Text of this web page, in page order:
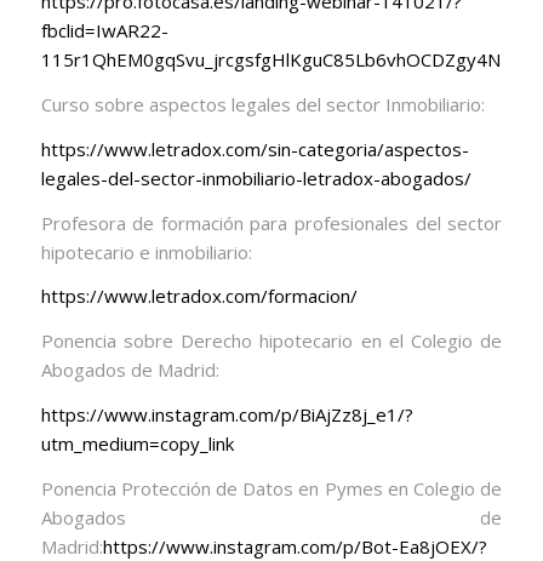
fbclid=IwAR22-
Curso sobre aspectos legales del sector Inmobiliario:
https://www.letradox.com/sin-categoria/aspectos-
legales-del-sector-inmobiliario-letradox-abogados/
Profesora de formación para profesionales del sector
hipotecario e inmobiliario:
https://www.letradox.com/formacion/
Ponencia sobre Derecho hipotecario en el Colegio de
Abogados de Madrid:
https://www.instagram.com/p/BiAjZz8j_e1/?
utm_medium=copy_link
Ponencia Protección de Datos en Pymes en Colegio de
Abogados de
Madrid:https://www.instagram.com/p/Bot-Ea8jOEX/?